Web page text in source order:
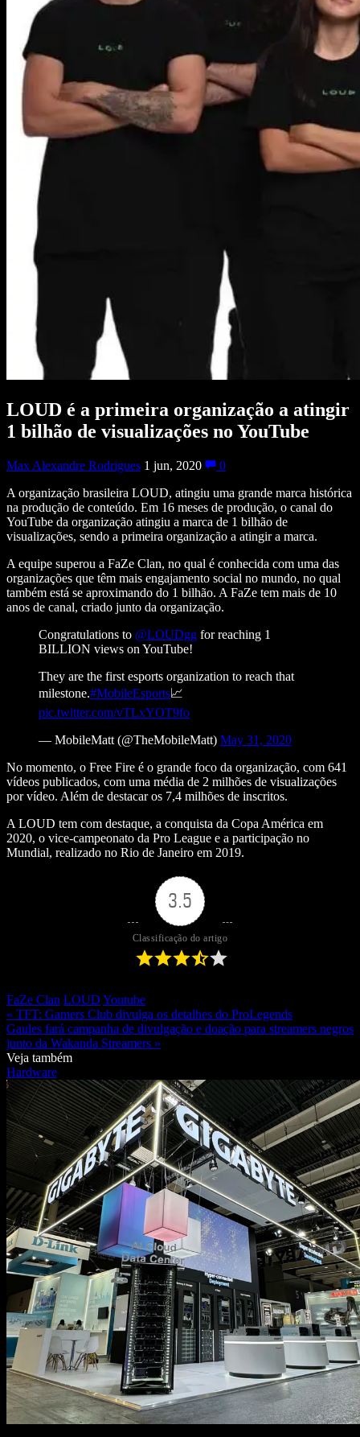
LOUD é a primeira organização a atingir
1 bilhão de visualizações no YouTube
Max Alexandre Rodrigues 1 jun, 2020
0
A organização brasileira LOUD, atingiu uma grande marca histórica
na produção de conteúdo. Em 16 meses de produção, o canal do
YouTube da organização atingiu a marca de 1 bilhão de
visualizações, sendo a primeira organização a atingir a marca.
A equipe superou a FaZe Clan, no qual é conhecida com uma das
organizações que têm mais engajamento social no mundo, no qual
também está se aproximando do 1 bilhão. A FaZe tem mais de 10
anos de canal, criado junto da organização.
Congratulations to @LOUDgg for reaching 1
BILLION views on YouTube!
They are the first esports organization to reach that
milestone.#MobileEsports📈
pic.twitter.com/vTLxYOT9fo
— MobileMatt (@TheMobileMatt) May 31, 2020
No momento, o Free Fire é o grande foco da organização, com 641
vídeos publicados, com uma média de 2 milhões de visualizações
por vídeo. Além de destacar os 7,4 milhões de inscritos.
A LOUD tem com destaque, a conquista da Copa América em
2020, o vice-campeonato da Pro League e a participação no
Mundial, realizado no Rio de Janeiro em 2019.
3.5
Classificação do artigo
FaZe Clan LOUD Youtube
« TFT: Gamers Club divulga os detalhes do ProLegends
Gaules fará campanha de divulgação e doação para streamers negros
junto da Wakanda Streamers »
Veja também
Hardware